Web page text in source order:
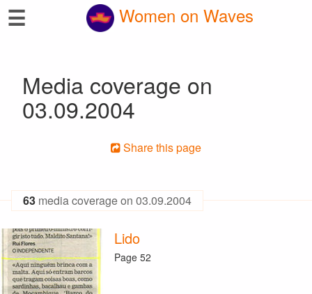
☰ Women on Waves
Media coverage on
03.09.2004
Share this page
63 media coverage on 03.09.2004
Lido
Page 52